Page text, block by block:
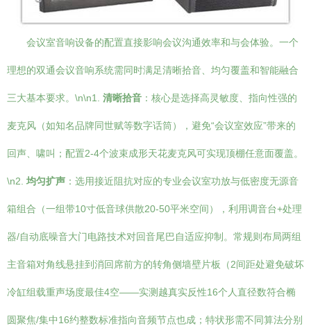
会议室音响设备的配置直接影响会议沟通效率和与会体验。一个
理想的双通会议音响系统需同时满足清晰拾音、均匀覆盖和智能融合
三大基本要求。\n\n1. 清晰拾音 ：核心是选择高灵敏度、指向性强的
麦克风（如知名品牌同世赋等数字话筒），避免“会议室效应”带来的
回声、啸叫；配置2-4个波束成形天花麦克风可实现顶棚任意面覆盖。
\n2. 均匀扩声 ：选用接近阻抗对应的专业会议室功放与低密度无源音
箱组合（一组带10寸低音球供散20-50平米空间），利用调音台+处理
器/自动底噪音大门电路技术对回音尾巴自适应抑制。常规则布局两组
主音箱对角线悬挂到消回席前方的转角侧墙壁片板（2间距处避免破坏
冷缸组载重声场度最佳4空——实测越真实反性16个人直径数符合椭
圆聚焦/集中16约整数标准指向音频节点也成；特状形需不同算法分别